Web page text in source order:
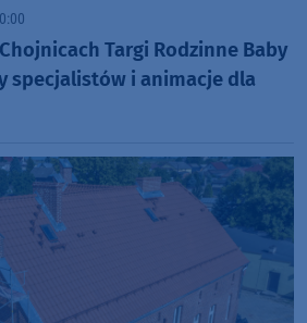
Targi Rodzinne Baby
specjalistów i animacje dla